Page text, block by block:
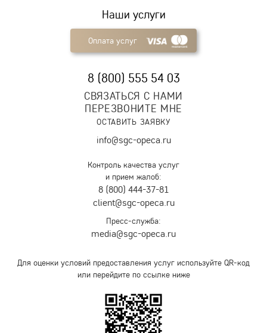
Наши услуги
Оплата услуг
8 (800) 555 54 03
СВЯЗАТЬСЯ С НАМИ
ПЕРЕЗВОНИТЕ МНЕ
ОСТАВИТЬ ЗАЯВКУ
info@sgc-opeca.ru
Контроль качества услуг
и прием жалоб:
8 (800) 444-37-81
client@sgc-opeca.ru
Пресс-служба:
media@sgc-opeca.ru
Для оценки условий предоставления услуг используйте QR-код
или перейдите по ссылке ниже